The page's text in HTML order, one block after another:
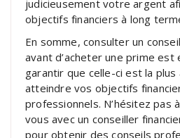
judicieusement votre argent
objectifs financiers à long
En somme, consulter un
avant d’acheter une prime est
garantir que celle-ci est la
atteindre vos objectifs
professionnels. N’hésitez pas
vous avec un conseiller
pour obtenir des conseils